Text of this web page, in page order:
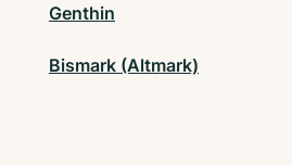
Genthin
Bismark (Altmark)